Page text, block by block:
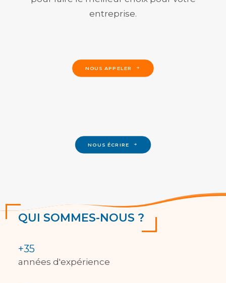
entreprise.
NOUS APPELER
NOUS ÉCRIRE
QUI SOMMES-NOUS ?
+35
années d'expérience